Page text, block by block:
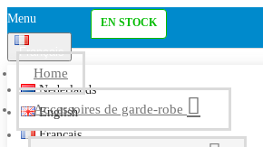
Menu
Français
Nederlands
English
Français
Home
Accessoires de garde-robe
EN STOCK